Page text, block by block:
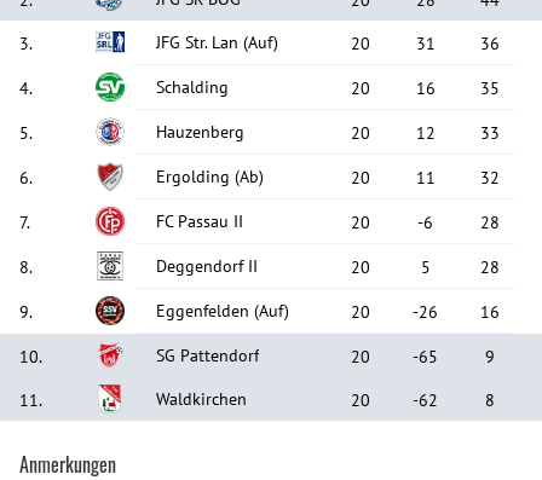
3. JFG Str. Lan (Auf) 20 31 36
4. Schalding 20 16 35
5. Hauzenberg 20 12 33
6. Ergolding (Ab) 20 11 32
7. FC Passau II 20 -6 28
8. Deggendorf II 20 5 28
9. Eggenfelden (Auf) 20 -26 16
10. SG Pattendorf 20 -65
9
11. Waldkirchen 20 -62 8
Anmerkungen